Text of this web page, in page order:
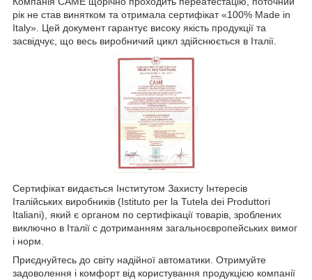
рік не став винятком та отримала сертифікат «100% Made in
Italy». Цей документ гарантує високу якість продукції та
засвідчує, що весь виробничий цикл здійснюється в Італії.
Сертифікат видається Інститутом Захисту Інтересів
Італійських виробників (Istituto per la Tutela dei Produttori
Italiani), який є органом по сертифікації товарів, зроблених
виключно в Італії c дотриманням загальноєвропейських вимог
і норм.
Приєднуйтесь до світу надійної автоматики. Отримуйте
задоволення і комфорт від користування продукцією компанії